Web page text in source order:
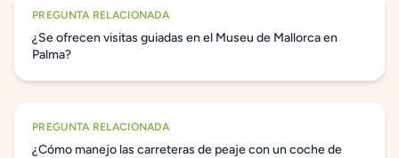
PREGUNTA RELACIONADA
¿Se ofrecen visitas guiadas en el Museu de Mallorca en
Palma?
PREGUNTA RELACIONADA
¿Cómo manejo las carreteras de peaje con un coche de